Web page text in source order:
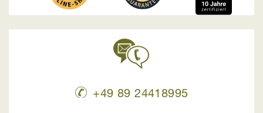
+49 89 24418995